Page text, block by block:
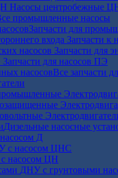
Насосы центробежные
промышленные насосы
Запчасти для
Запчасти к
Запчасти для
Запчасти для насосов ПЭ
Все запчасти
Дизельные насосные
Д
с насосом ЦНС
насосом ЦН
ДНУ с грунтовыми